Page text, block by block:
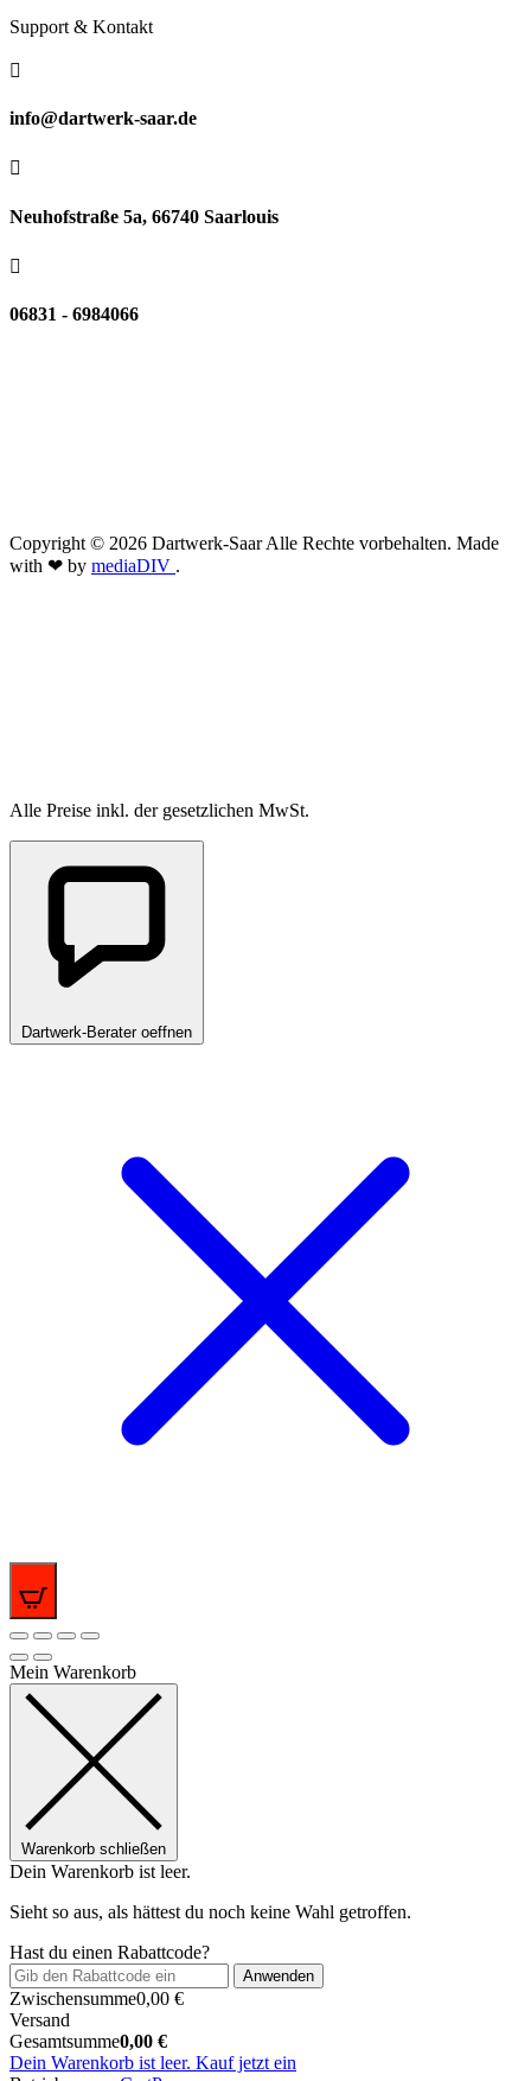
Support & Kontakt

info@dartwerk-saar.de

Neuhofstraße 5a, 66740 Saarlouis

06831 - 6984066
Copyright © 2026 Dartwerk-Saar Alle Rechte vorbehalten. Made
with ❤ by mediaDIV .
Alle Preise inkl. der gesetzlichen MwSt.
Dartwerk-Berater oeffnen
Mein Warenkorb
Warenkorb schließen
Dein Warenkorb ist leer.
Sieht so aus, als hättest du noch keine Wahl getroffen.
Hast du einen Rabattcode?
Anwenden
Zwischensumme0,00 €
Versand
Gesamtsumme0,00 €
Dein Warenkorb ist leer. Kauf jetzt ein